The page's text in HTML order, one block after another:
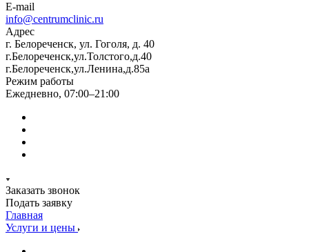
E-mail
info@centrumclinic.ru
Адрес
г. Белореченск, ул. Гоголя, д. 40
г.Белореченск,ул.Толстого,д.40
г.Белореченск,ул.Ленина,д.85а
Режим работы
Ежедневно, 07:00–21:00
Заказать звонок
Подать заявку
Главная
Услуги и цены